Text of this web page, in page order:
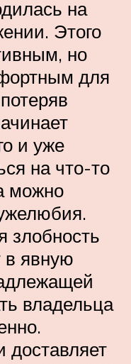
на
Этого
но
для
и уже
на что-то
можно
злобность
в явную
владельца
доставляет